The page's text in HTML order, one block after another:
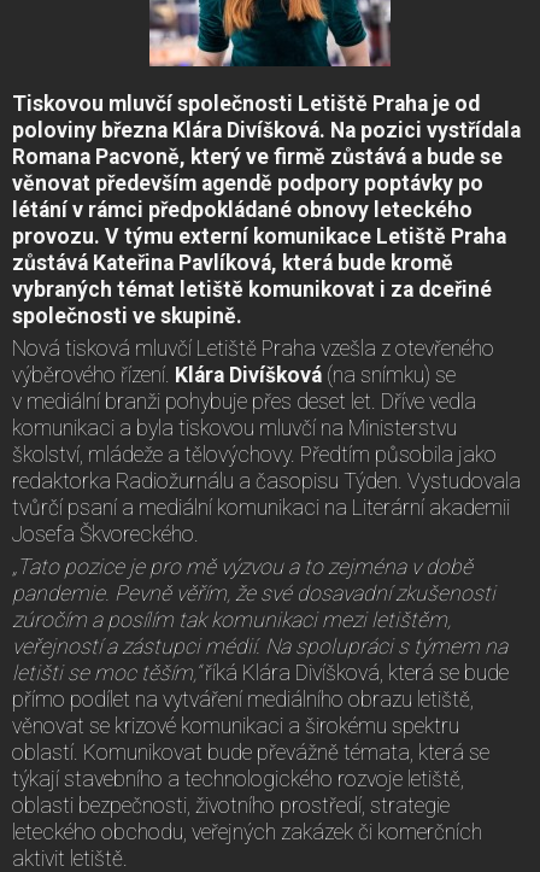
Tiskovou mluvčí společnosti Letiště Praha je od
poloviny března Klára Divíšková. Na pozici vystřídala
Romana Pacvoně, který ve firmě zůstává a bude se
věnovat především agendě podpory poptávky po
létání v rámci předpokládané obnovy leteckého
provozu. V týmu externí komunikace Letiště Praha
zůstává Kateřina Pavlíková, která bude kromě
vybraných témat letiště komunikovat i za dceřiné
společnosti ve skupině.
Nová tisková mluvčí Letiště Praha vzešla z otevřeného
výběrového řízení. Klára Divíšková (na snímku) se
v mediální branži pohybuje přes deset let. Dříve vedla
komunikaci a byla tiskovou mluvčí na Ministerstvu
školství, mládeže a tělovýchovy. Předtím působila jako
redaktorka Radiožurnálu a časopisu Týden. Vystudovala
tvůrčí psaní a mediální komunikaci na Literární akademii
Josefa Škvoreckého.
„Tato pozice je pro mě výzvou a to zejména v době
pandemie. Pevně věřím, že své dosavadní zkušenosti
zúročím a posílím tak komunikaci mezi letištěm,
veřejností a zástupci médií. Na spolupráci s týmem na
letišti se moc těším,“říká Klára Divíšková, která se bude
přímo podílet na vytváření mediálního obrazu letiště,
věnovat se krizové komunikaci a širokému spektru
oblastí. Komunikovat bude převážně témata, která se
týkají stavebního a technologického rozvoje letiště,
oblasti bezpečnosti, životního prostředí, strategie
leteckého obchodu, veřejných zakázek či komerčních
aktivit letiště.